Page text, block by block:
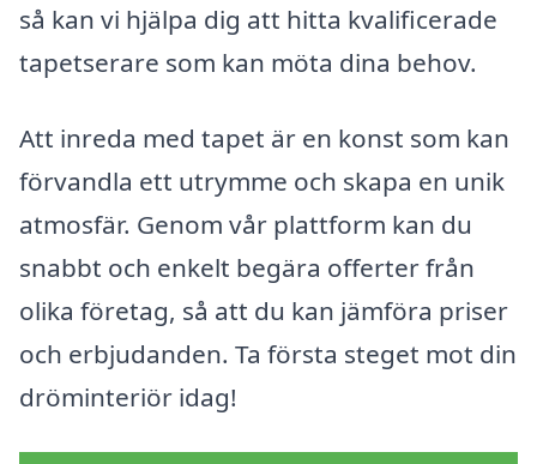
så kan vi hjälpa dig att hitta kvalificerade
tapetserare som kan möta dina behov.
Att inreda med tapet är en konst som kan
förvandla ett utrymme och skapa en unik
atmosfär. Genom vår plattform kan du
snabbt och enkelt begära offerter från
olika företag, så att du kan jämföra priser
och erbjudanden. Ta första steget mot din
dröminteriör idag!